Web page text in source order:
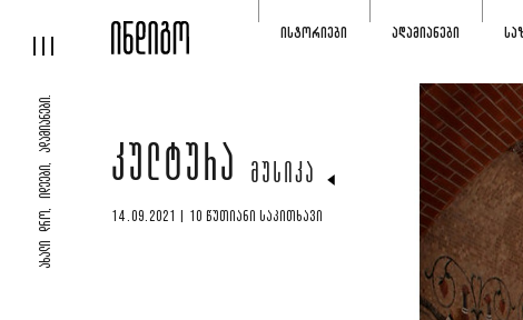
ᲐᲮᲐᲚᲘ ᲓᲠᲝ, ᲘᲓᲔᲔᲑᲘ, ᲐᲓᲐᲛᲘᲐᲜᲔᲑᲘ.
ᲘᲡᲢᲝᲠᲘᲔᲑᲘ ᲐᲓᲐᲛᲘᲐᲜᲔᲑᲘ
ᲙᲣᲚᲢᲣᲠᲐ ᲛᲣᲡᲘᲙᲐ
14.09.2021 | 10 ᲬᲣᲗᲘᲐᲜᲘ ᲡᲐᲙᲘᲗᲮᲐᲕᲘ